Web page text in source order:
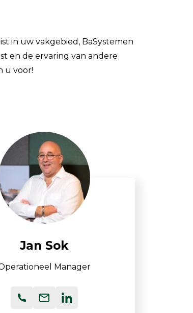
stofmonitoren
stofmeters
en adsorptiebuizen
en buishouders
in uw vakgebied, BaSystemen
en de ervaring van andere
u voor!
Jan Sok
Manager